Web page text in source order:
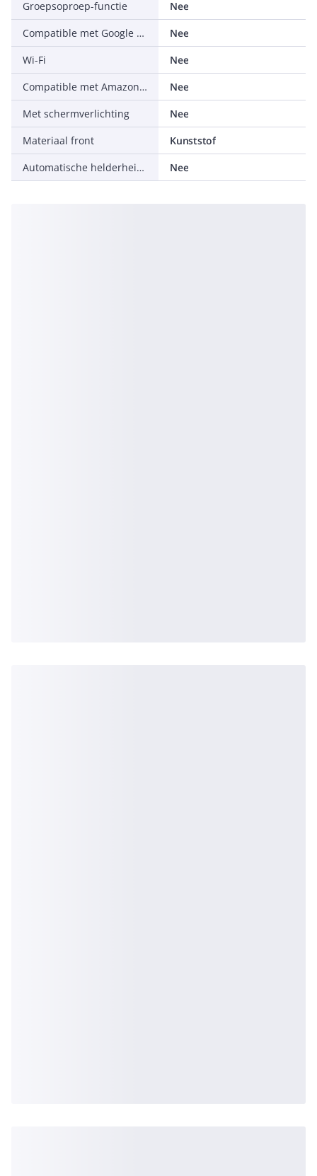
Groepsoproep-functie
Nee
Compatible met Google Assistant
Nee
Wi-Fi
Nee
Compatible met Amazon Alexa
Nee
Met schermverlichting
Nee
Materiaal front
Kunststof
Automatische helderheidsregeling
Nee